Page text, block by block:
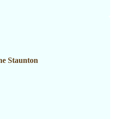
Staunton